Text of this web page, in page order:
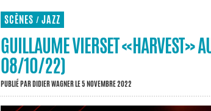
SCÈNES / JAZZ
GUILLAUME VIERSET «HARVEST»
08/10/22)
PUBLIÉ PARDIDIER WAGNERLE 5 NOVEMBRE 2022